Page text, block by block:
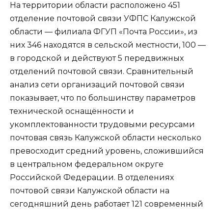
На территории области расположено 451
отделение почтовой связи УФПС Калужской
области — филиала ФГУП «Почта России», из
них 346 находятся в сельской местности, 100 —
в городской и действуют 5 передвижных
отделений почтовой связи. Сравнительный
анализ сети организаций почтовой связи
показывает, что по большинству параметров
технической оснащённости и
укомплектованности трудовыми ресурсами
почтовая связь Калужской области несколько
превосходит средний уровень, сложившийся
в центральном федеральном округе
Российской Федерации. В отделениях
почтовой связи Калужской области на
сегодняшний день работает 121 современный